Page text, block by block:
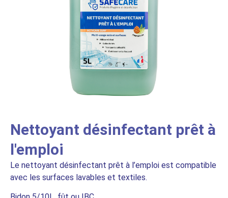
Nettoyant désinfectant prêt à
l'emploi
Le nettoyant désinfectant prêt à l’emploi est compatible
avec les surfaces lavables et textiles.